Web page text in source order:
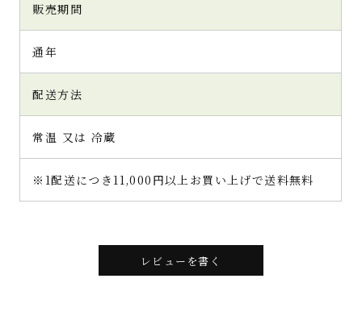
販売期間
通年
配送方法
常温 又は 冷蔵
※1配送につき11,000円以上お買い上げで送料無料
レビューを書く